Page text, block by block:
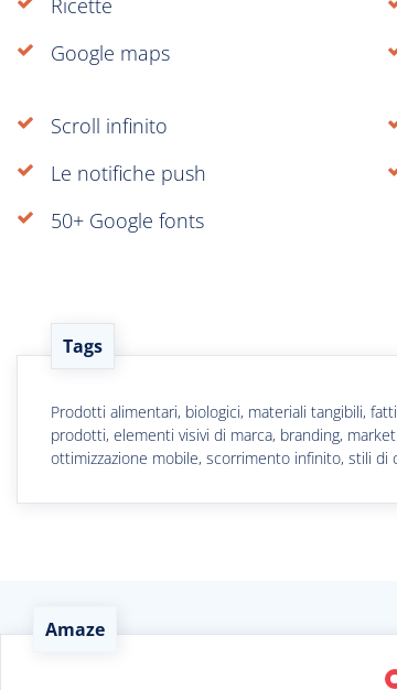
Ricette
Google maps
Scroll infinito
Le notifiche push
50+ Google fonts
Tags
Prodotti alimentari, biologici, materiali tangibili,
prodotti, elementi visivi di marca, branding,
ottimizzazione mobile, scorrimento infinito, stili di
Amaze